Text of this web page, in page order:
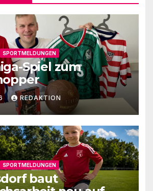
SPORTMELDUNGEN
Spiel zum
REDAKTION
SPORTMELDUNGEN
baut